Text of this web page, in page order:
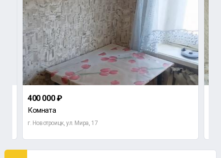
400 000 ₽
Комната
г. Новотроицк, ул. Мира, 17